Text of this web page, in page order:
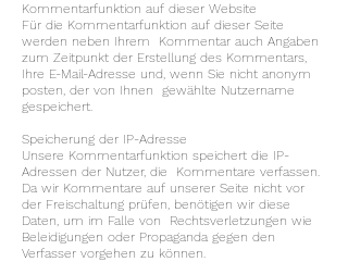
Kommentarfunktion auf dieser Website
Für die Kommentarfunktion auf dieser Seite
werden neben Ihrem Kommentar auch Angaben
zum Zeitpunkt der Erstellung des Kommentars,
Ihre E-Mail-Adresse und, wenn Sie nicht anonym
posten, der von Ihnen gewählte Nutzername
gespeichert.
Speicherung der IP-Adresse
Unsere Kommentarfunktion speichert die IP-
Adressen der Nutzer, die Kommentare verfassen.
Da wir Kommentare auf unserer Seite nicht vor
der Freischaltung prüfen, benötigen wir diese
Daten, um im Falle von Rechtsverletzungen wie
Beleidigungen oder Propaganda gegen den
Verfasser vorgehen zu können.